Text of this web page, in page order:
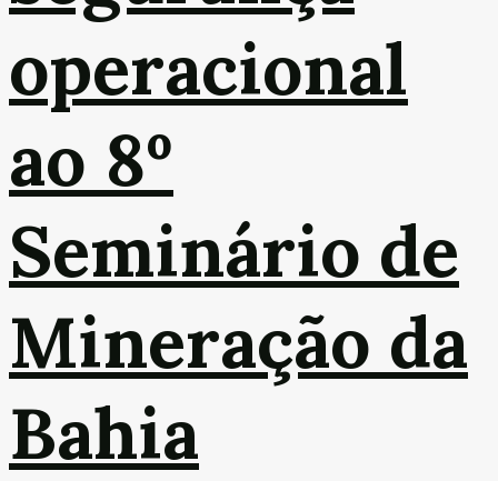
operacional
ao 8º
Seminário de
Mineração da
Bahia